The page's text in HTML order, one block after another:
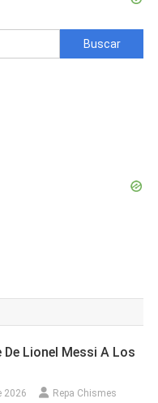
Buscar:
De Lionel Messi A Los
2026 Repa Chismes